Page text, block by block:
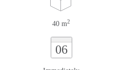
40 m2
06